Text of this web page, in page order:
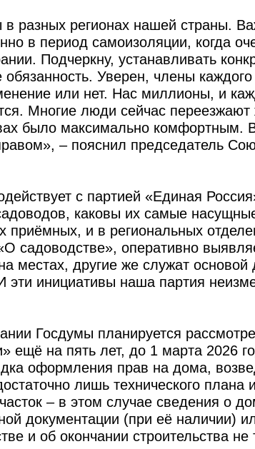
разных регионах нашей страны.
в период самоизоляции, когда
Подчеркну, устанавливать
обязанность. Уверен, члены
или нет. Нас миллионы, и
Многие люди сейчас переезжают
было максимально комфортным.
– пояснил председатель
с партией «Единая
каковы их самые
и в региональных
садоводстве», оперативно
местах, другие же служат основой
эти инициативы наша партия
Госдумы планируется
ещё на пять лет, до 1 марта 2026
оформления прав на дома,
лишь технического плана и
– в этом случае сведения о
документации (при её наличии)
и об окончании строительства не